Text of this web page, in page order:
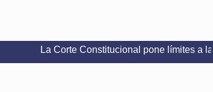
La Corte Constitucional pone límites a la libertad